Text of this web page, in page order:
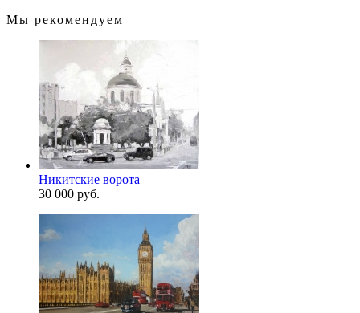
Мы рекомендуем
Никитские ворота
30 000 руб.